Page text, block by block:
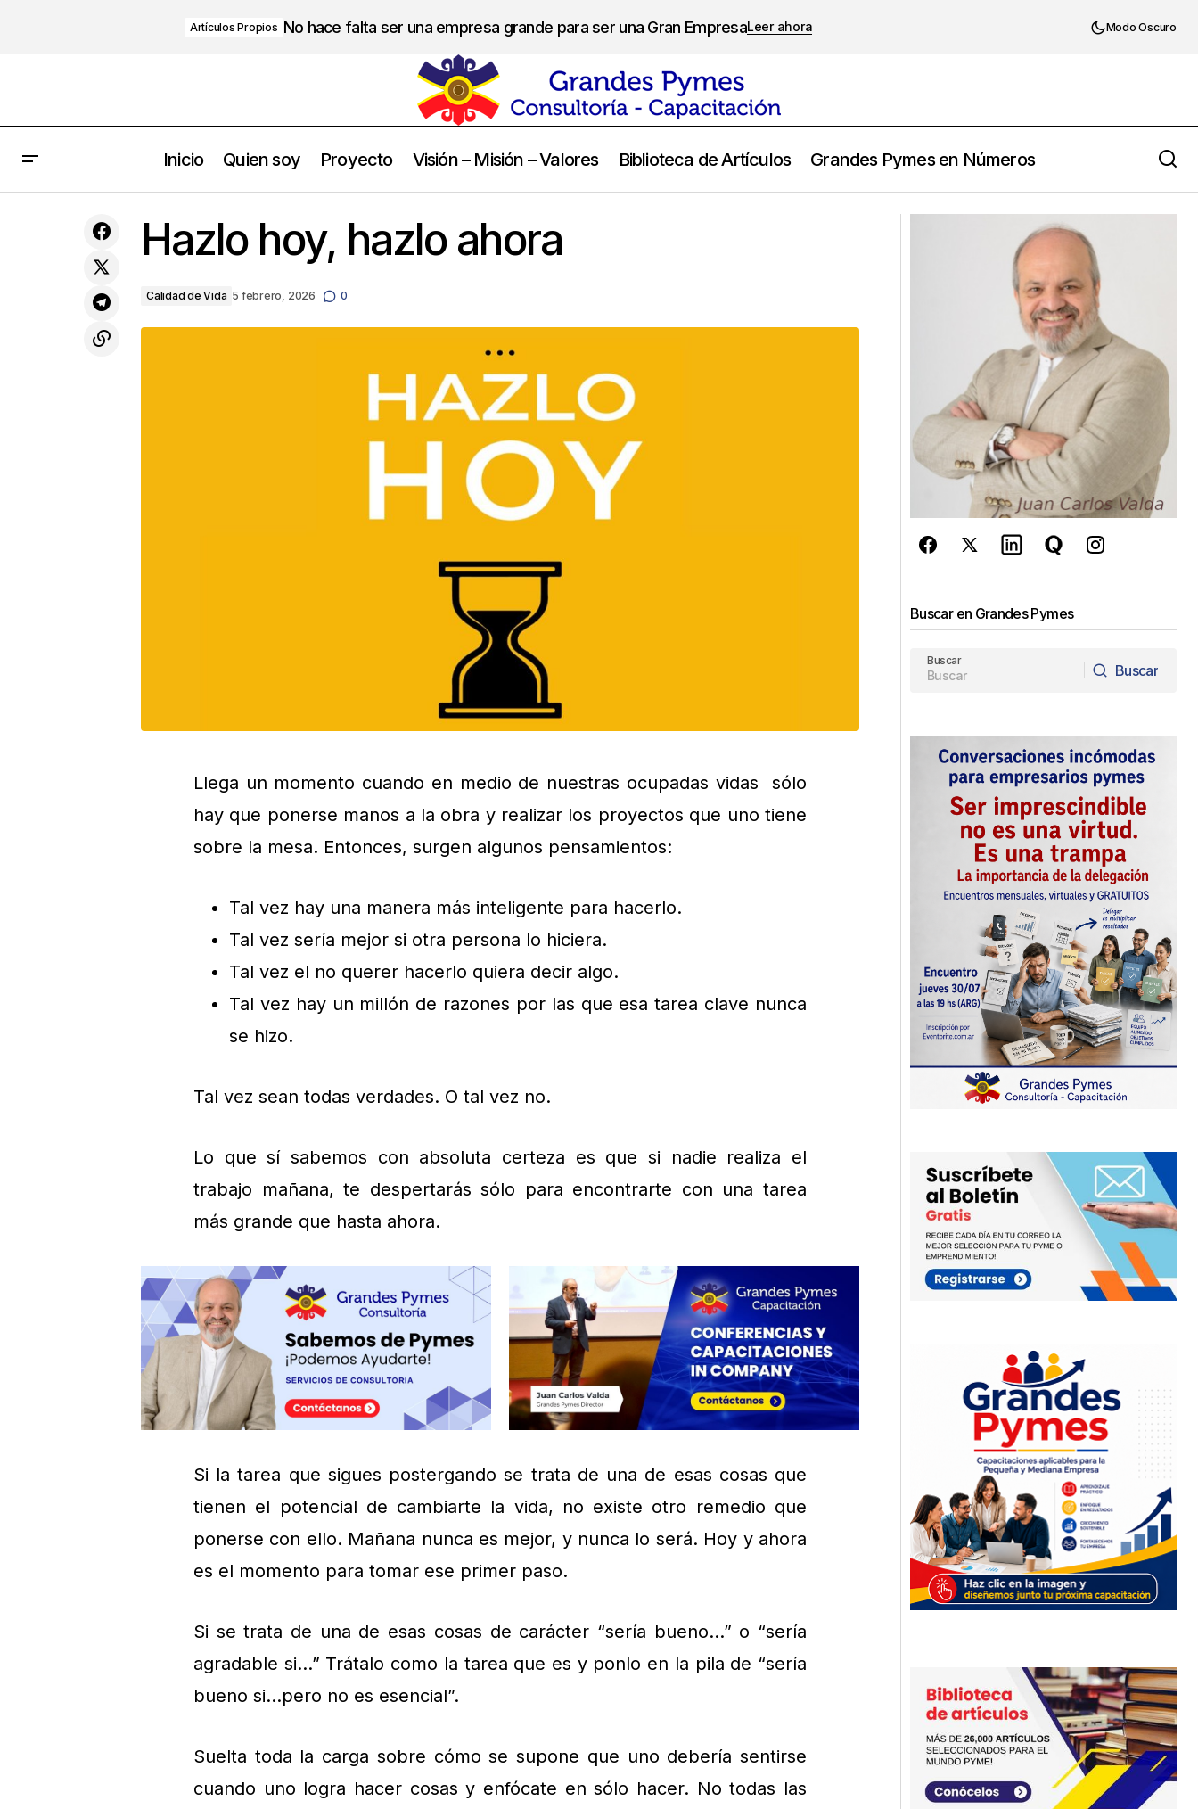
Artículos Propios No hace falta ser una empresa grande para ser una Gran EmpresaLeer ahora Modo Oscuro
Inicio Quien soy Proyecto Visión – Misión – Valores Biblioteca de Artículos Grandes Pymes en Números
entienda realmente tu negocio.Hazlo hoy, hazlo ahora
Calidad de Vida 5 febrero, 2026 0
Llega un momento cuando en medio de nuestras ocupadas vidas sólo
hay que ponerse manos a la obra y realizar los proyectos que uno tiene
sobre la mesa. Entonces, surgen algunos pensamientos:
Tal vez hay una manera más inteligente para hacerlo.
Tal vez sería mejor si otra persona lo hiciera.
Tal vez el no querer hacerlo quiera decir algo.
Tal vez hay un millón de razones por las que esa tarea clave nunca
se hizo.
Tal vez sean todas verdades. O tal vez no.
Lo que sí sabemos con absoluta certeza es que si nadie realiza el
trabajo mañana, te despertarás sólo para encontrarte con una tarea
más grande que hasta ahora.
Si la tarea que sigues postergando se trata de una de esas cosas que
tienen el potencial de cambiarte la vida, no existe otro remedio que
ponerse con ello. Mañana nunca es mejor, y nunca lo será. Hoy y ahora
es el momento para tomar ese primer paso.
Si se trata de una de esas cosas de carácter “sería bueno…” o “sería
agradable si…” Trátalo como la tarea que es y ponlo en la pila de “sería
bueno si…pero no es esencial”.
Suelta toda la carga sobre cómo se supone que uno debería sentirse
cuando uno logra hacer cosas y enfócate en sólo hacer. No todas las
Buscar en Grandes Pymes
Buscar
Buscar